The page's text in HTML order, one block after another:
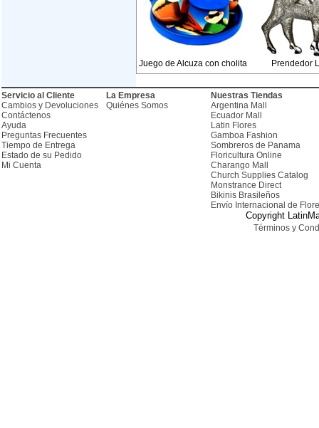
Juego de Alcuza con cholita Prendedor
Servicio al Cliente
Cambios y Devoluciones
Contáctenos
Ayuda
Preguntas Frecuentes
Tiempo de Entrega
Estado de su Pedido
Mi Cuenta
La Empresa
Quiénes Somos
Nuestras Tiendas
Argentina Mall
Ecuador Mall
Latin Flores
Gamboa Fashion
Sombreros de Panama
Floricultura Online
Charango Mall
Church Supplies Catalog
Monstrance Direct
Bikinis Brasileños
Envío Internacional de
Copyright
Términos y